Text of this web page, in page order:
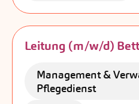
Leitung (m/w/d)
Management &
Pflegedienst